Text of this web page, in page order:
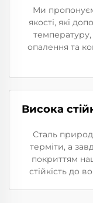
Ми
якості, які
опалення та
Висока
Сталь
терміти, а
покриттям
стійкість до